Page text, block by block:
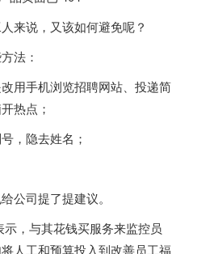
来说，又该如何避免呢？
法：
用手机浏览招聘网站、投递简
热点；
，隐去姓名；
公司提了提建议。
，与其花钱买服务来监控员
人工和预算投入到改善员工福